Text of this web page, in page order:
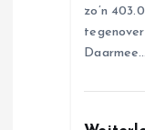
zo’n
Daarmee…